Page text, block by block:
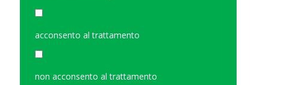
acconsento al trattamento
non acconsento al trattamento